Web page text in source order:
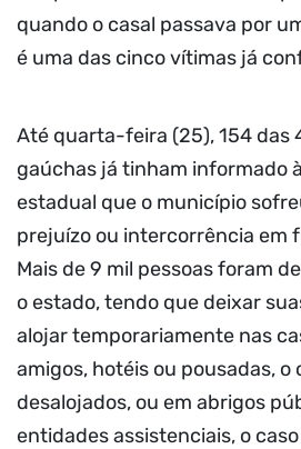
quando o casal passava por
é uma das cinco vítimas já
Até quarta-feira (25), 154 das
gaúchas já tinham informado
estadual que o município
prejuízo ou intercorrência em
Mais de 9 mil pessoas foram
o estado, tendo que deixar
alojar temporariamente nas
amigos, hotéis ou pousadas, o
desalojados, ou em abrigos
entidades assistenciais, o